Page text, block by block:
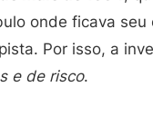
onde ficava
Por isso, a
e de risco.